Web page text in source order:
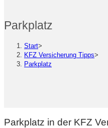
Parkplatz
Start>
KFZ Versicherung Tipps>
Parkplatz
Parkplatz in der KFZ